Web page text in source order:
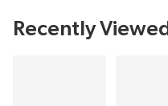
Recently Viewed